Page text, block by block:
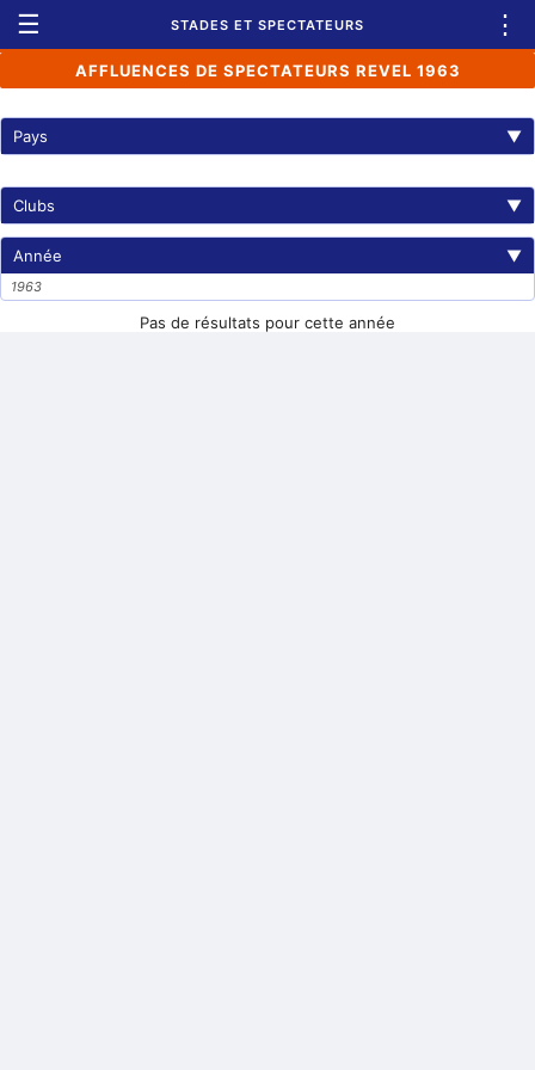
☰ STADES ET SPECTATEURS ⋮
AFFLUENCES DE SPECTATEURS REVEL 1963
Pays ▼
Clubs ▼
Année ▼
1963
Pas de résultats pour cette année